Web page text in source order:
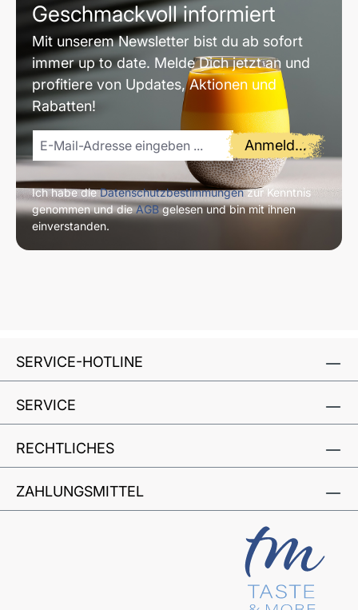
Geschmackvoll informiert
Mit unserem Newsletter bist du ab sofort
immer up to date. Melde Dich jetzt an und
profitiere von Updates, Aktionen und
Rabatten!
Anmelden
Ich habe dieDatenschutzbestimmungenzur Kenntnis
genommen und dieAGBgelesen und bin mit ihnen
einverstanden.
SERVICE-HOTLINE
SERVICE
RECHTLICHES
ZAHLUNGSMITTEL